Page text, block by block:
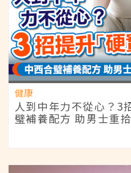
健康
人到中年力不從心？3
璧補養配方 助男士重